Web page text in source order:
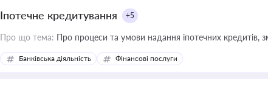
Іпотечне кредитування +5
Про що тема: Про процеси та умови надання іпотечних кредитів,
Банківська діяльність Фінансові послуги